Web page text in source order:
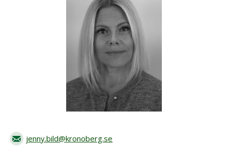
jenny.bild@kronoberg.se